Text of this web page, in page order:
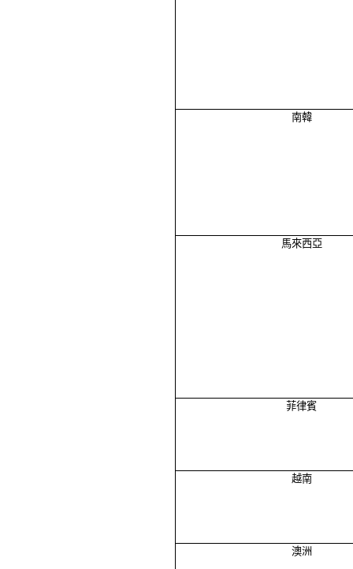
南韓
馬來西亞
菲律賓
越南
澳洲